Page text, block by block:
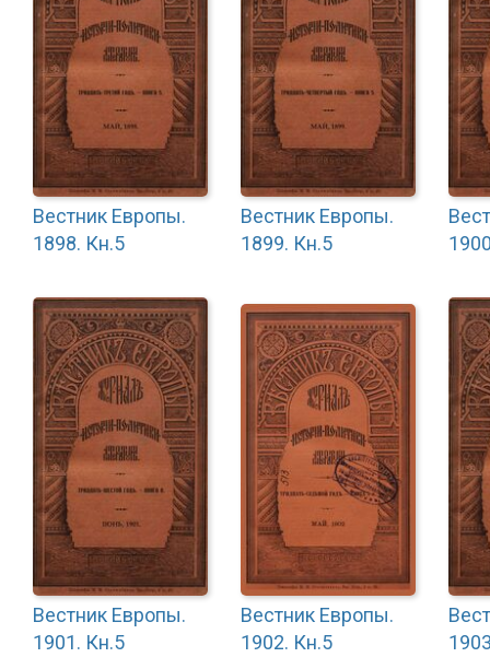
Вестник Европы.
1898. Кн.5
Вестник Европы.
1899. Кн.5
Вестник Европы.
1901. Кн.5
Вестник Европы.
1902. Кн.5